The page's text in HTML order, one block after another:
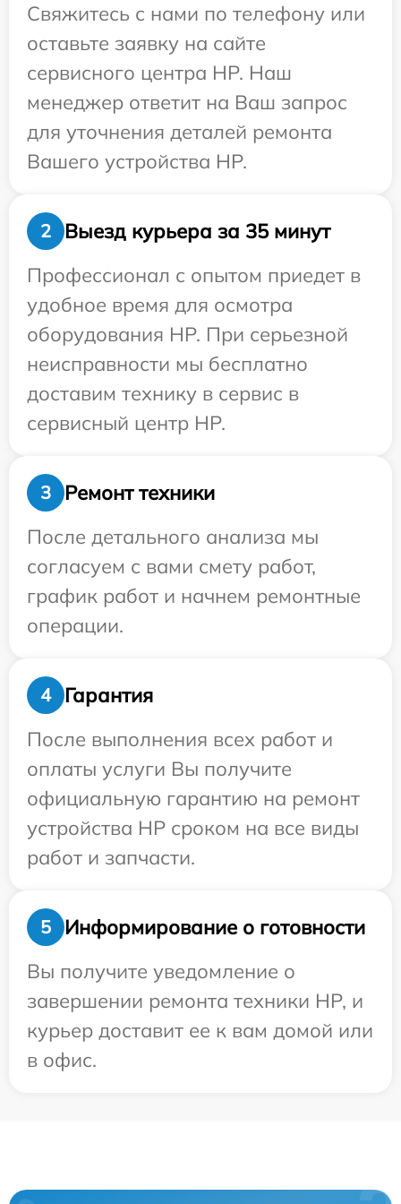
Свяжитесь с нами по телефону или
оставьте заявку на сайте
сервисного центра HP. Наш
менеджер ответит на Ваш запрос
для уточнения деталей ремонта
Вашего устройства HP.
2
Выезд курьера за 35 минут
Профессионал с опытом приедет в
удобное время для осмотра
оборудования HP. При серьезной
неисправности мы бесплатно
доставим технику в сервис в
сервисный центр HP.
3
Ремонт техники
После детального анализа мы
согласуем с вами смету работ,
график работ и начнем ремонтные
операции.
4
Гарантия
После выполнения всех работ и
оплаты услуги Вы получите
официальную гарантию на ремонт
устройства HP сроком на все виды
работ и запчасти.
5
Информирование о готовности
Вы получите уведомление о
завершении ремонта техники HP, и
курьер доставит ее к вам домой или
в офис.